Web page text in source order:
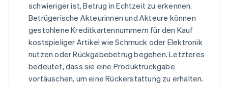
schwieriger ist, Betrug in Echtzeit zu erkennen.
Betrügerische Akteurinnen und Akteure können
gestohlene Kreditkartennummern für den Kauf
kostspieliger Artikel wie Schmuck oder Elektronik
nutzen oder Rückgabebetrug begehen. Letzteres
bedeutet, dass sie eine Produktrückgabe
vortäuschen, um eine Rückerstattung zu erhalten.